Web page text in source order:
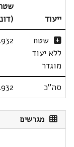
ייעוד
שטח
ללא יעוד
מוגדר
סה"כ
מגרשים